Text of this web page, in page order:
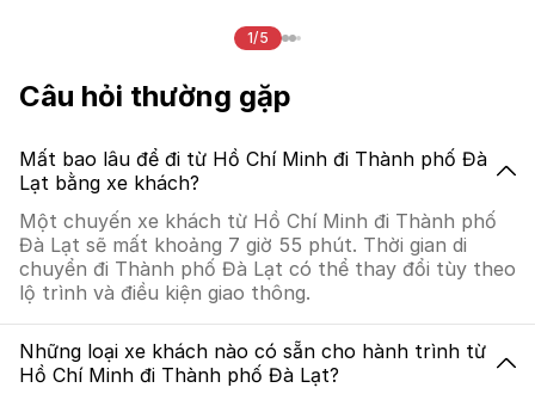
1/5
Câu hỏi thường gặp
Mất bao lâu để đi từ Hồ Chí Minh đi Thành phố Đà
Lạt bằng xe khách?
Một chuyến xe khách từ Hồ Chí Minh đi Thành phố
Đà Lạt sẽ mất khoảng 7 giờ 55 phút. Thời gian di
chuyển đi Thành phố Đà Lạt có thể thay đổi tùy theo
lộ trình và điều kiện giao thông.
Những loại xe khách nào có sẵn cho hành trình từ
Hồ Chí Minh đi Thành phố Đà Lạt?